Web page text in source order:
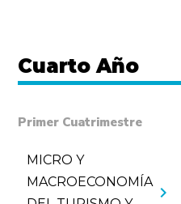
Cuarto Año
Primer Cuatrimestre
MICRO Y
MACROECONOMÍA
chevron_right